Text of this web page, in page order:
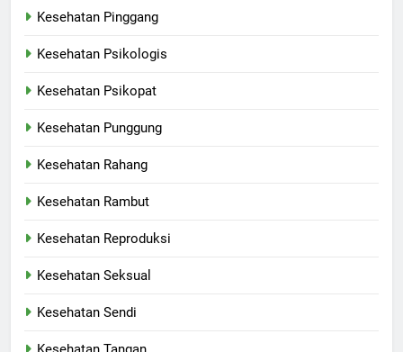
Kesehatan Pinggang
Kesehatan Psikologis
Kesehatan Psikopat
Kesehatan Punggung
Kesehatan Rahang
Kesehatan Rambut
Kesehatan Reproduksi
Kesehatan Seksual
Kesehatan Sendi